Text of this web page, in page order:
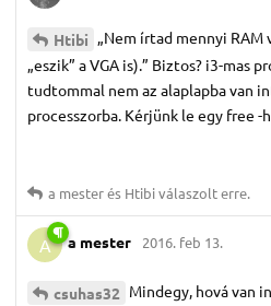
Htibi „Nem írtad mennyi RAM
„eszik” a VGA is).” Biztos? i3-mas
tudtommal nem az alaplapba van
processzorba. Kérjünk le egy free
a mesterés Htibiválaszolt erre.
A a mester 2016. feb 13.
csuhas32 Mindegy, hová van